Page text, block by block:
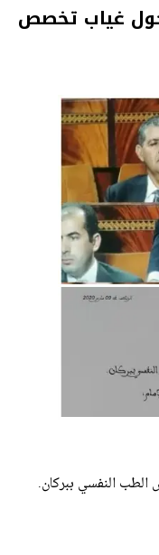
حول غياب تخصص
النفسي ببركان.